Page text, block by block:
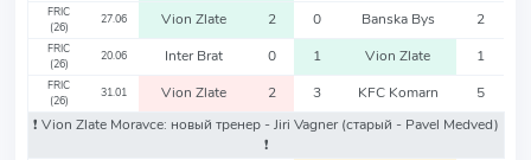
FRIC
(26)
27.06 Vion Zlate 2 0 Banska Bys 2
FRIC
(26)
20.06 Inter Brat 0 1 Vion Zlate 1
FRIC
(26)
31.01 Vion Zlate 2 3 KFC Komarn
5
❗️ Vion Zlate Moravce: новый тренер - Jiri Vagner(старый - Pavel Medved)
❗️